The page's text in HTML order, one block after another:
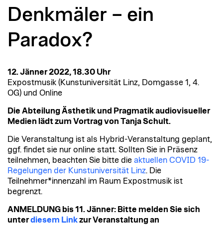
Denkmäler – ein
Paradox?
12. Jänner 2022, 18.30 Uhr
Expostmusik (Kunstuniversität Linz, Domgasse 1, 4.
OG) und Online
Die Abteilung Ästhetik und Pragmatik audiovisueller
Medien lädt zum Vortrag von Tanja Schult.
Die Veranstaltung ist als Hybrid-Veranstaltung geplant,
ggf. findet sie nur online statt. Sollten Sie in Präsenz
teilnehmen, beachten Sie bitte die aktuellen COVID 19-
Regelungen der Kunstuniversität Linz. Die
Teilnehmer*innenzahl im Raum Expostmusik ist
begrenzt.
ANMELDUNG bis 11. Jänner: Bitte melden Sie sich
unterdiesem Linkzur Veranstaltung an